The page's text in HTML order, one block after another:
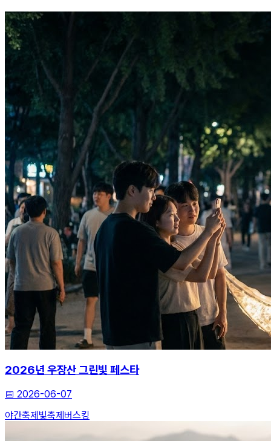
2026년 우장산 그린빛 페스타
📅 2026-06-07
야간축제 빛축제 버스킹